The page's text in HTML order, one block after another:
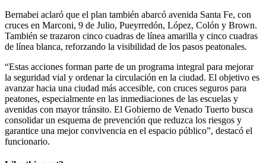
Bernabei aclaró que el plan también abarcó avenida Santa Fe, con
cruces en Marconi, 9 de Julio, Pueyrredón, López, Colón y Brown.
También se trazaron cinco cuadras de línea amarilla y cinco cuadras
de línea blanca, reforzando la visibilidad de los pasos peatonales.
“Estas acciones forman parte de un programa integral para mejorar
la seguridad vial y ordenar la circulación en la ciudad. El objetivo es
avanzar hacia una ciudad más accesible, con cruces seguros para
peatones, especialmente en las inmediaciones de las escuelas y
avenidas con mayor tránsito. El Gobierno de Venado Tuerto busca
consolidar un esquema de prevención que reduzca los riesgos y
garantice una mejor convivencia en el espacio público”, destacó el
funcionario.